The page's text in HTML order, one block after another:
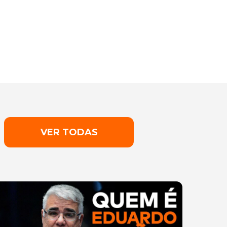
VER TODAS